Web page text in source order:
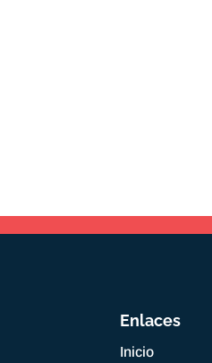
Enlaces
Inicio